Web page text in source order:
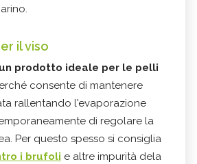
il viso
prodotto ideale per le pelli
consente di mantenere
rallentando l'evaporazione
di regolare la
Per questo spesso si consiglia
i brufoli e altre impurità dela